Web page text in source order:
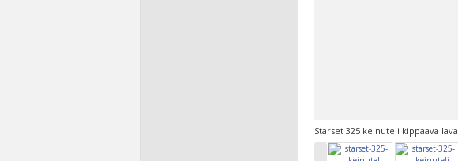
Starset 325 keinuteli kippaava lava